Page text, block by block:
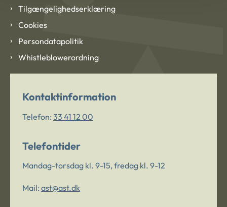
Tilgængelighedserklæring
Cookies
Persondatapolitik
Whistleblowerordning
Kontaktinformation
Telefon: 33 41 12 00
Telefontider
Mandag-torsdag kl. 9-15, fredag kl. 9-12
Mail: ast@ast.dk